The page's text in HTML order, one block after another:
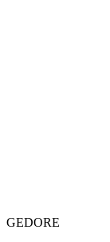
GEDORE